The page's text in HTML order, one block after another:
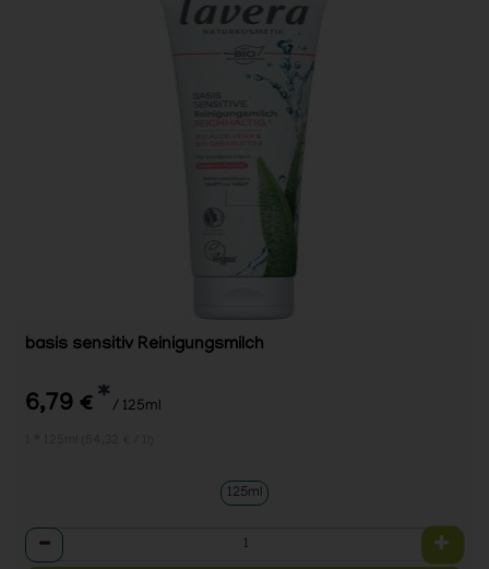
basis sensitiv Reinigungsmilch
6,79 € * / 125ml
125ml
Anzahl